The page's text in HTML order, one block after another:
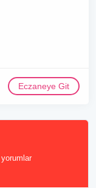
Eczaneye Git
yorumlar